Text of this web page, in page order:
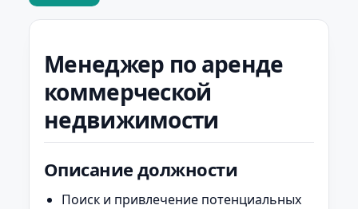
Менеджер по аренде
коммерческой
недвижимости
Описание должности
Поиск и привлечение потенциальных